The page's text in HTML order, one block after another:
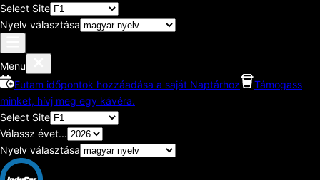
Select Site
Nyelv választása
Menu
Futam időpontok hozzáadása a saját Naptárhoz
Támogass
minket, hívj meg egy kávéra.
Select Site
Válassz évet...
Nyelv választása